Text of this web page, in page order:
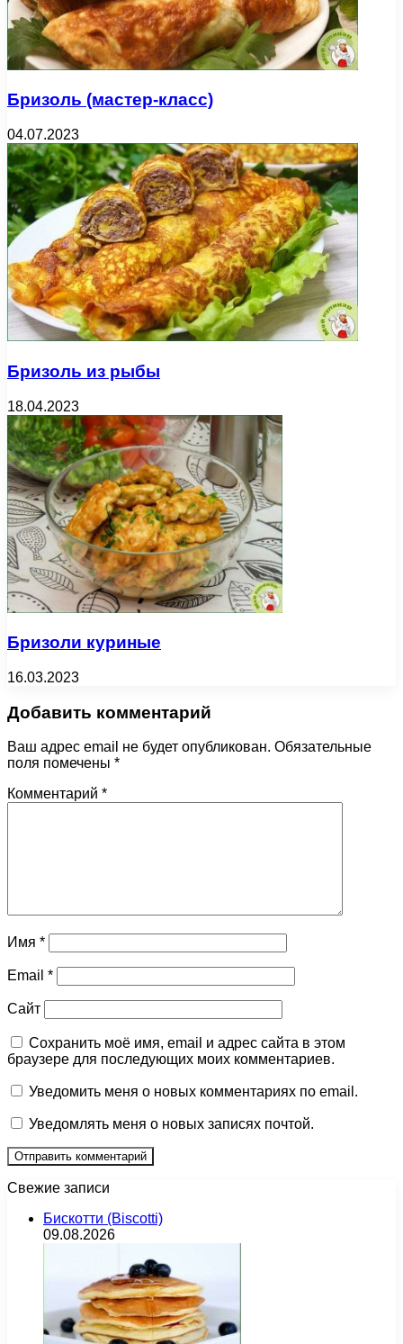
Бризоль (мастер-класс)
04.07.2023
Бризоль из рыбы
18.04.2023
Бризоли куриные
16.03.2023
Добавить комментарий
Ваш адрес email не будет опубликован. Обязательные
поля помечены *
Комментарий *
Имя *
Email *
Сайт
Сохранить моё имя, email и адрес сайта в этом
браузере для последующих моих комментариев.
Уведомить меня о новых комментариях по email.
Уведомлять меня о новых записях почтой.
Свежие записи
Бискотти (Biscotti)
09.08.2026